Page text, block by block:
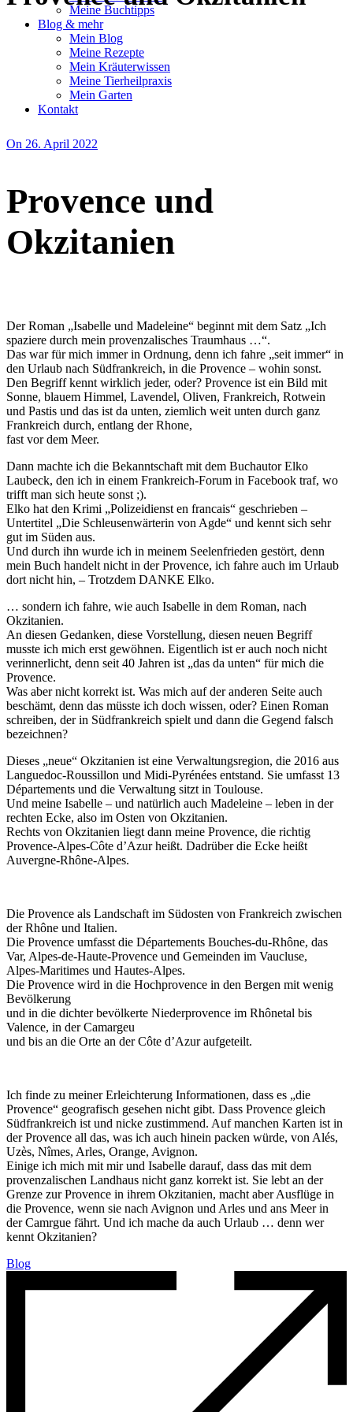
Meine Buchtipps
Blog & mehr
Mein Blog
Meine Rezepte
Mein Kräuterwissen
Meine Tierheilpraxis
Mein Garten
Kontakt
On 26. April 2022
Provence und
Okzitanien
Der Roman „Isabelle und Madeleine“ beginnt mit dem Satz „Ich
spaziere durch mein provenzalisches Traumhaus …“.
Das war für mich immer in Ordnung, denn ich fahre „seit immer“ in
den Urlaub nach Südfrankreich, in die Provence – wohin sonst.
Den Begriff kennt wirklich jeder, oder? Provence ist ein Bild mit
Sonne, blauem Himmel, Lavendel, Oliven, Frankreich, Rotwein
und Pastis und das ist da unten, ziemlich weit unten durch ganz
Frankreich durch, entlang der Rhone,
fast vor dem Meer.
Dann machte ich die Bekanntschaft mit dem Buchautor Elko
Laubeck, den ich in einem Frankreich-Forum in Facebook traf, wo
trifft man sich heute sonst ;).
Elko hat den Krimi „Polizeidienst en francais“ geschrieben –
Untertitel „Die Schleusenwärterin von Agde“ und kennt sich sehr
gut im Süden aus.
Und durch ihn wurde ich in meinem Seelenfrieden gestört, denn
mein Buch handelt nicht in der Provence, ich fahre auch im Urlaub
dort nicht hin, – Trotzdem DANKE Elko.
… sondern ich fahre, wie auch Isabelle in dem Roman, nach
Okzitanien.
An diesen Gedanken, diese Vorstellung, diesen neuen Begriff
musste ich mich erst gewöhnen. Eigentlich ist er auch noch nicht
verinnerlicht, denn seit 40 Jahren ist „das da unten“ für mich die
Provence.
Was aber nicht korrekt ist. Was mich auf der anderen Seite auch
beschämt, denn das müsste ich doch wissen, oder? Einen Roman
schreiben, der in Südfrankreich spielt und dann die Gegend falsch
bezeichnen?
Dieses „neue“ Okzitanien ist eine Verwaltungsregion, die 2016 aus
Languedoc-Roussillon und Midi-Pyrénées entstand. Sie umfasst 13
Départements und die Verwaltung sitzt in Toulouse.
Und meine Isabelle – und natürlich auch Madeleine – leben in der
rechten Ecke, also im Osten von Okzitanien.
Rechts von Okzitanien liegt dann meine Provence, die richtig
Provence-Alpes-Côte d’Azur heißt. Dadrüber die Ecke heißt
Auvergne-Rhône-Alpes.
Die Provence als Landschaft im Südosten von Frankreich zwischen
der Rhône und Italien.
Die Provence umfasst die Départements Bouches-du-Rhône, das
Var, Alpes-de-Haute-Provence und Gemeinden im Vaucluse,
Alpes-Maritimes und Hautes-Alpes.
Die Provence wird in die Hochprovence in den Bergen mit wenig
Bevölkerung
und in die dichter bevölkerte Niederprovence im Rhônetal bis
Valence, in der Camargeu
und bis an die Orte an der Côte d’Azur aufgeteilt.
Ich finde zu meiner Erleichterung Informationen, dass es „die
Provence“ geografisch gesehen nicht gibt. Dass Provence gleich
Südfrankreich ist und nicke zustimmend. Auf manchen Karten ist in
der Provence all das, was ich auch hinein packen würde, von Alés,
Uzès, Nîmes, Arles, Orange, Avignon.
Einige ich mich mit mir und Isabelle darauf, dass das mit dem
provenzalischen Landhaus nicht ganz korrekt ist. Sie lebt an der
Grenze zur Provence in ihrem Okzitanien, macht aber Ausflüge in
die Provence, wenn sie nach Avignon und Arles und ans Meer in
der Camrgue fährt. Und ich mache da auch Urlaub … denn wer
kennt Okzitanien?
Blog